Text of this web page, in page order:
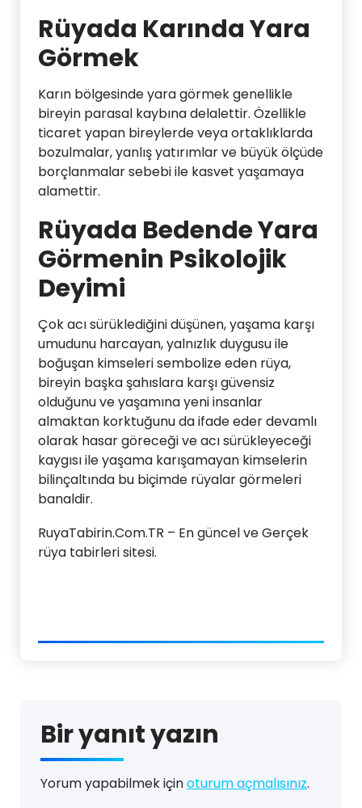
Rüyada Karında Yara
Görmek
Karın bölgesinde yara görmek genellikle
bireyin parasal kaybına delalettir. Özellikle
ticaret yapan bireylerde veya ortaklıklarda
bozulmalar, yanlış yatırımlar ve büyük ölçüde
borçlanmalar sebebi ile kasvet yaşamaya
alamettir.
Rüyada Bedende Yara
Görmenin Psikolojik
Deyimi
Çok acı sürüklediğini düşünen, yaşama karşı
umudunu harcayan, yalnızlık duygusu ile
boğuşan kimseleri sembolize eden rüya,
bireyin başka şahıslara karşı güvensiz
olduğunu ve yaşamına yeni insanlar
almaktan korktuğunu da ifade eder devamlı
olarak hasar göreceği ve acı sürükleyeceği
kaygısı ile yaşama karışamayan kimselerin
bilinçaltında bu biçimde rüyalar görmeleri
banaldir.
RuyaTabirin.Com.TR – En güncel ve Gerçek
rüya tabirleri sitesi.
Bir yanıt yazın
Yorum yapabilmek içinoturum açmalısınız.